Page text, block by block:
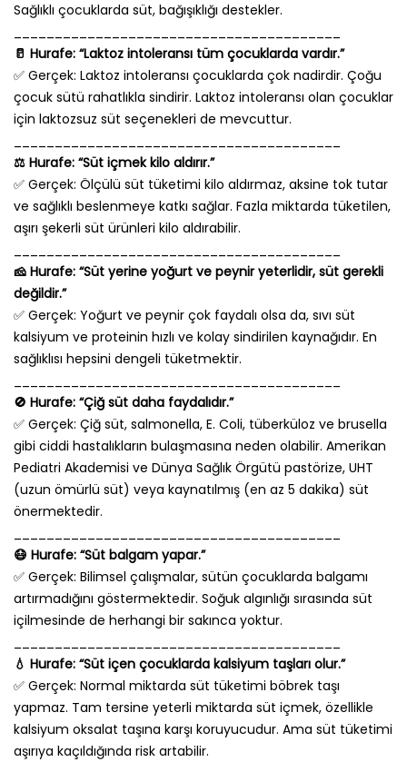
Sağlıklı çocuklarda süt, bağışıklığı destekler.
🥛 Hurafe: “Laktoz intoleransı tüm çocuklarda vardır.”
✅ Gerçek: Laktoz intoleransı çocuklarda çok nadirdir. Çoğu
çocuk sütü rahatlıkla sindirir. Laktoz intoleransı olan çocuklar
için laktozsuz süt seçenekleri de mevcuttur.
⚖️ Hurafe: “Süt içmek kilo aldırır.”
✅ Gerçek: Ölçülü süt tüketimi kilo aldırmaz, aksine tok tutar
ve sağlıklı beslenmeye katkı sağlar. Fazla miktarda tüketilen,
aşırı şekerli süt ürünleri kilo aldırabilir.
🧀 Hurafe: “Süt yerine yoğurt ve peynir yeterlidir, süt gerekli
değildir.”
✅ Gerçek: Yoğurt ve peynir çok faydalı olsa da, sıvı süt
kalsiyum ve proteinin hızlı ve kolay sindirilen kaynağıdır. En
sağlıklısı hepsini dengeli tüketmektir.
🚫 Hurafe: “Çiğ süt daha faydalıdır.”
✅ Gerçek: Çiğ süt, salmonella, E. Coli, tüberküloz ve brusella
gibi ciddi hastalıkların bulaşmasına neden olabilir. Amerikan
Pediatri Akademisi ve Dünya Sağlık Örgütü pastörize, UHT
(uzun ömürlü süt) veya kaynatılmış (en az 5 dakika) süt
önermektedir.
😷 Hurafe: “Süt balgam yapar.”
✅ Gerçek: Bilimsel çalışmalar, sütün çocuklarda balgamı
artırmadığını göstermektedir. Soğuk algınlığı sırasında süt
içilmesinde de herhangi bir sakınca yoktur.
💧 Hurafe: “Süt içen çocuklarda kalsiyum taşları olur.”
✅ Gerçek: Normal miktarda süt tüketimi böbrek taşı
yapmaz. Tam tersine yeterli miktarda süt içmek, özellikle
kalsiyum oksalat taşına karşı koruyucudur. Ama süt tüketimi
aşırıya kaçıldığında risk artabilir.